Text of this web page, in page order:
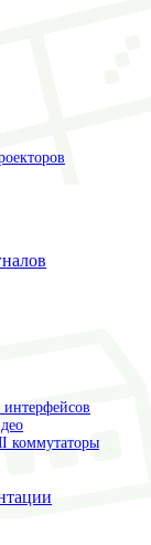
интерфейсов
коммутаторы